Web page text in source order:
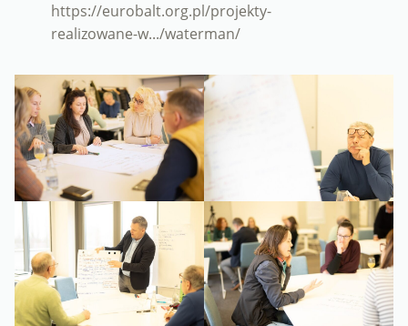
https://eurobalt.org.pl/projekty-
realizowane-w.../waterman/